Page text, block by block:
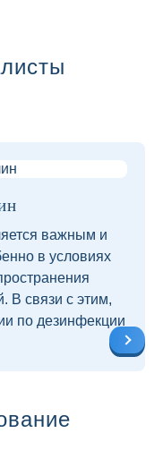
важным и
в условиях
В связи с этим,
по дезинфекции